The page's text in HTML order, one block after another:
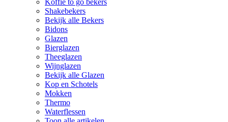
Koffie to go bekers
Shakebekers
Bekijk alle Bekers
Bidons
Glazen
Bierglazen
Theeglazen
Wijnglazen
Bekijk alle Glazen
Kop en Schotels
Mokken
Thermo
Waterflessen